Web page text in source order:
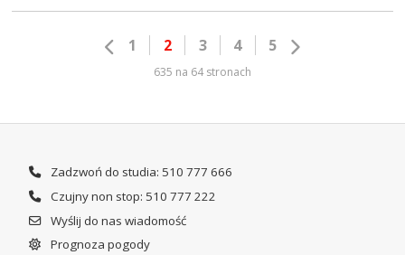
1 2 3 4 5
635 na 64 stronach
Zadzwoń do studia: 510 777 666
Czujny non stop: 510 777 222
Wyślij do nas wiadomość
Prognoza pogody